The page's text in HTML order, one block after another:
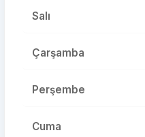
Salı
Çarşamba
Perşembe
Cuma